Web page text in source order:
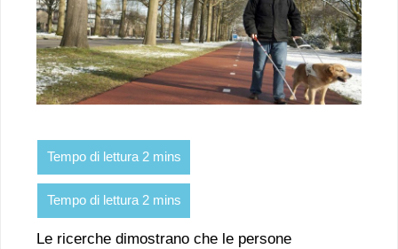
Le ricerche dimostrano che le persone